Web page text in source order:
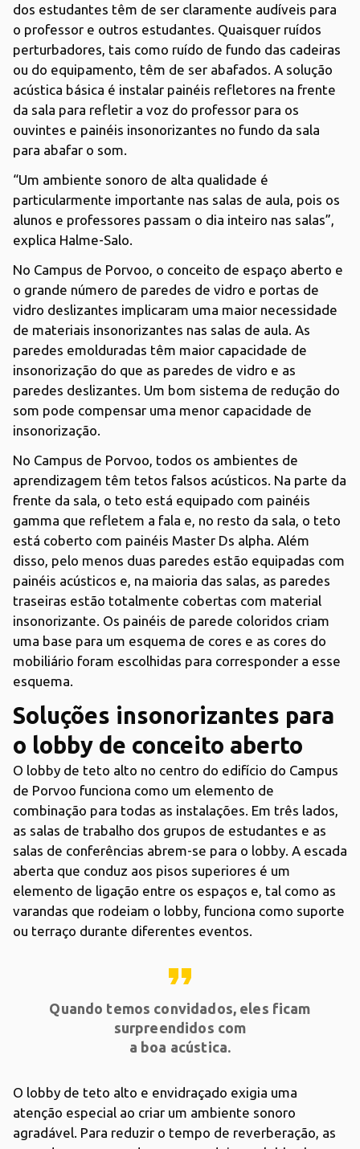
dos estudantes têm de ser claramente audíveis para
o professor e outros estudantes. Quaisquer ruídos
perturbadores, tais como ruído de fundo das cadeiras
ou do equipamento, têm de ser abafados. A solução
acústica básica é instalar painéis refletores na frente
da sala para refletir a voz do professor para os
ouvintes e painéis insonorizantes no fundo da sala
para abafar o som.
“Um ambiente sonoro de alta qualidade é
particularmente importante nas salas de aula, pois os
alunos e professores passam o dia inteiro nas salas”,
explica Halme-Salo.
No Campus de Porvoo, o conceito de espaço aberto e
o grande número de paredes de vidro e portas de
vidro deslizantes implicaram uma maior necessidade
de materiais insonorizantes nas salas de aula. As
paredes emolduradas têm maior capacidade de
insonorização do que as paredes de vidro e as
paredes deslizantes. Um bom sistema de redução do
som pode compensar uma menor capacidade de
insonorização.
No Campus de Porvoo, todos os ambientes de
aprendizagem têm tetos falsos acústicos. Na parte da
frente da sala, o teto está equipado com painéis
gamma que refletem a fala e, no resto da sala, o teto
está coberto com painéis Master Ds alpha. Além
disso, pelo menos duas paredes estão equipadas com
painéis acústicos e, na maioria das salas, as paredes
traseiras estão totalmente cobertas com material
insonorizante. Os painéis de parede coloridos criam
uma base para um esquema de cores e as cores do
mobiliário foram escolhidas para corresponder a esse
esquema.
Soluções insonorizantes para
o lobby de conceito aberto
O lobby de teto alto no centro do edifício do Campus
de Porvoo funciona como um elemento de
combinação para todas as instalações. Em três lados,
as salas de trabalho dos grupos de estudantes e as
salas de conferências abrem-se para o lobby. A escada
aberta que conduz aos pisos superiores é um
elemento de ligação entre os espaços e, tal como as
varandas que rodeiam o lobby, funciona como suporte
ou terraço durante diferentes eventos.
format_quote
Quando temos convidados, eles ficam
surpreendidos com
a boa acústica.
O lobby de teto alto e envidraçado exigia uma
atenção especial ao criar um ambiente sonoro
agradável. Para reduzir o tempo de reverberação, as